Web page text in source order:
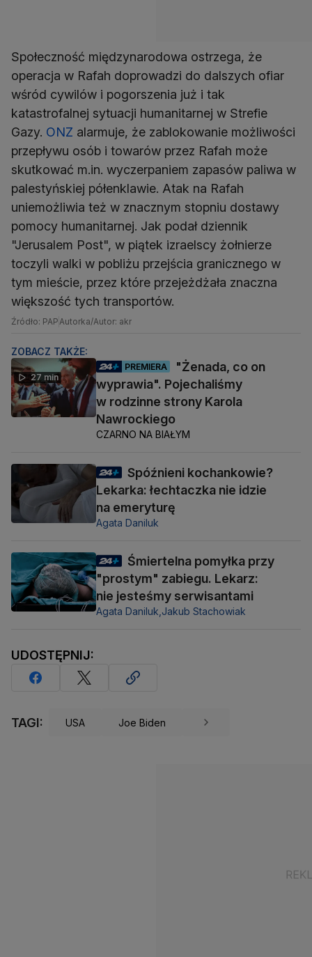
Społeczność międzynarodowa ostrzega, że
operacja w Rafah doprowadzi do dalszych ofiar
wśród cywilów i pogorszenia już i tak
katastrofalnej sytuacji humanitarnej w Strefie
Gazy. ONZ alarmuje, że zablokowanie możliwości
przepływu osób i towarów przez Rafah może
skutkować m.in. wyczerpaniem zapasów paliwa w
palestyńskiej półenklawie. Atak na Rafah
uniemożliwia też w znacznym stopniu dostawy
pomocy humanitarnej. Jak podał dziennik
"Jerusalem Post", w piątek izraelscy żołnierze
toczyli walki w pobliżu przejścia granicznego w
tym mieście, przez które przejeżdżała znaczna
większość tych transportów.
Źródło: PAPAutorka/Autor: akr
ZOBACZ TAKŻE:
27 min
PREMIERA
"Żenada, co on
wyprawia". Pojechaliśmy
w rodzinne strony Karola
Nawrockiego
CZARNO NA BIAŁYM
Spóźnieni kochankowie?
Lekarka: łechtaczka nie idzie
na emeryturę
Agata Daniluk
Śmiertelna pomyłka przy
"prostym" zabiegu. Lekarz:
nie jesteśmy serwisantami
Agata Daniluk, Jakub Stachowiak
UDOSTĘPNIJ:
TAGI: USA Joe Biden